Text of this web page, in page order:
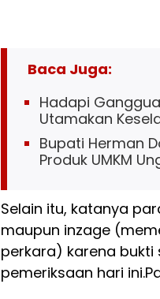
Baca Juga:
Hadapi
Utamakan
Bupati Herman
Produk UMKM
Selain itu, katanya
maupun inzage
perkara) karena
pemeriksaan hari ini.